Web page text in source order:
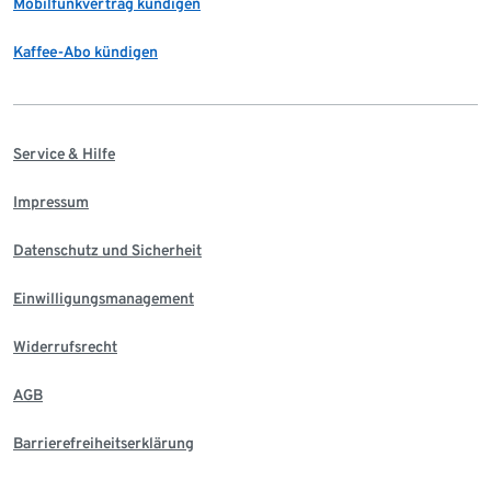
Mobilfunkvertrag kündigen
Kaffee-Abo kündigen
Service & Hilfe
Impressum
Datenschutz und Sicherheit
Einwilligungsmanagement
Widerrufsrecht
AGB
Barrierefreiheitserklärung